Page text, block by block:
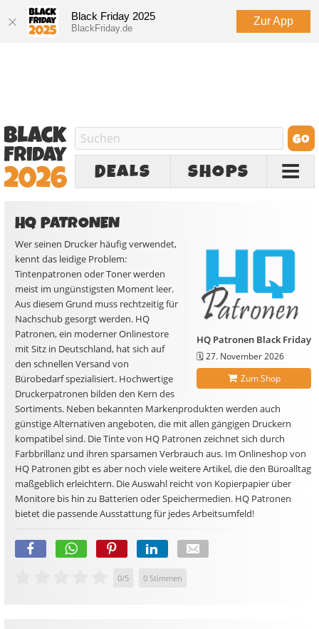
Black Friday 2025
BlackFriday.de
Zur App
DEALS SHOPS
HQ PATRONEN
HQ Patronen Black Friday
🗓️27. November 2026
Zum Shop
Wer seinen Drucker häufig verwendet,
kennt das leidige Problem:
Tintenpatronen oder Toner werden
meist im ungünstigsten Moment leer.
Aus diesem Grund muss rechtzeitig für
Nachschub gesorgt werden. HQ
Patronen, ein moderner Onlinestore
mit Sitz in Deutschland, hat sich auf
den schnellen Versand von
Bürobedarf spezialisiert. Hochwertige
Druckerpatronen bilden den Kern des
Sortiments. Neben bekannten Markenprodukten werden auch
günstige Alternativen angeboten, die mit allen gängigen Druckern
kompatibel sind. Die Tinte von HQ Patronen zeichnet sich durch
Farbbrillanz und ihren sparsamen Verbrauch aus. Im Onlineshop von
HQ Patronen gibt es aber noch viele weitere Artikel, die den Büroalltag
maßgeblich erleichtern. Die Auswahl reicht von Kopierpapier über
Monitore bis hin zu Batterien oder Speichermedien. HQ Patronen
bietet die passende Ausstattung für jedes Arbeitsumfeld!
0/5 0 Stimmen